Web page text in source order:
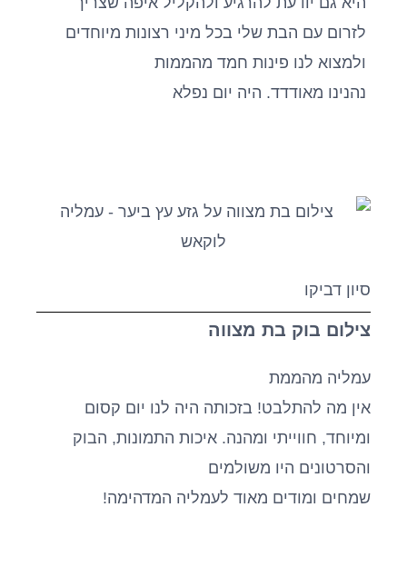
לזרום עם הבת שלי בכל מיני רצונות מיוחדים
ולמצוא לנו פינות חמד מהממות
נהנינו מאודדד. היה יום נפלא
סיון דביקו
צילום בוק בת מצווה
עמליה מהממת
אין מה להתלבט! בזכותה היה לנו יום קסום
ומיוחד, חווייתי ומהנה. איכות התמונות, הבוק
והסרטונים היו משולמים
שמחים ומודים מאוד לעמליה המדהימה!